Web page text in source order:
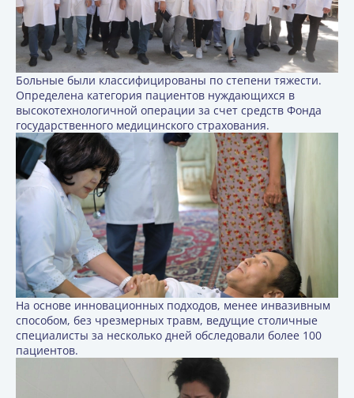
Больные были классифицированы по степени тяжести.
Определена категория пациентов нуждающихся в
высокотехнологичной операции за счет средств Фонда
государственного медицинского страхования.
На основе инновационных подходов, менее инвазивным
способом, без чрезмерных травм, ведущие столичные
специалисты за несколько дней обследовали более 100
пациентов.